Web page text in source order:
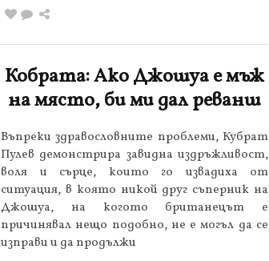
Кобрата: Ако Джошуа е мъж
на място, би ми дал реванш
Въпреки здравословните проблеми, Кубрат
Пулев демонстрира завидна издръжливост,
воля и сърце, които го извадиха от
ситуация, в която никой друг съперник на
Джошуа, на когото британецът е
причинявал нещо подобно, не е могъл да се
изправи и да продължи